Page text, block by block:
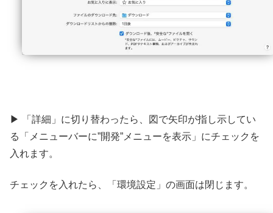
▶ 「詳細」に切り替わったら、図で矢印が指し示してい
る「メニューバーに”開発”メニューを表示」にチェックを
入れます。
チェックを入れたら、「環境設定」の画面は閉じます。